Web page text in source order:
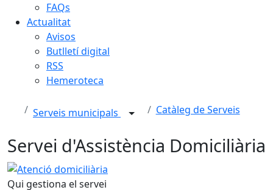
FAQs
Actualitat
Avisos
Butlletí digital
RSS
Hemeroteca
Serveis municipals Catàleg de Serveis
Servei d'Assistència Domiciliària
Atenció domiciliària
Qui gestiona el servei